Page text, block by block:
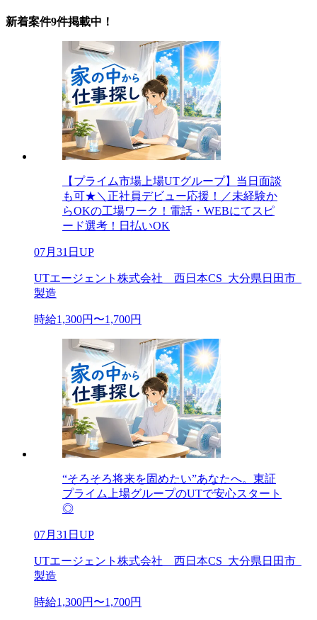
新着案件9件掲載中！
【プライム市場上場UTグループ】当日面談
も可★＼正社員デビュー応援！／未経験か
らOKの工場ワーク！電話・WEBにてスピ
ード選考！日払いOK
07月31日UP
UTエージェント株式会社 西日本CS_大分県日田市_
製造
時給1,300円〜1,700円
“そろそろ将来を固めたい”あなたへ。東証
プライム上場グループのUTで安心スタート
◎
07月31日UP
UTエージェント株式会社 西日本CS_大分県日田市_
製造
時給1,300円〜1,700円